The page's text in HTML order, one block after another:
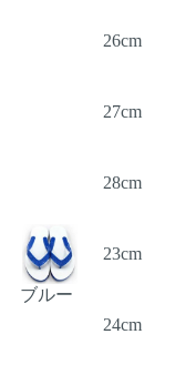
26cm
27cm
28cm
ブルー
23cm
24cm